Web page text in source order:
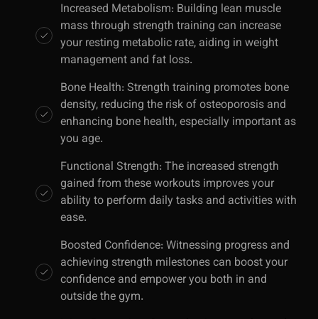
Increased Metabolism: Building lean muscle
mass through strength training can increase
your resting metabolic rate, aiding in weight
management and fat loss.
Bone Health: Strength training promotes bone
density, reducing the risk of osteoporosis and
enhancing bone health, especially important as
you age.
Functional Strength: The increased strength
gained from these workouts improves your
ability to perform daily tasks and activities with
ease.
Boosted Confidence: Witnessing progress and
achieving strength milestones can boost your
confidence and empower you both in and
outside the gym.